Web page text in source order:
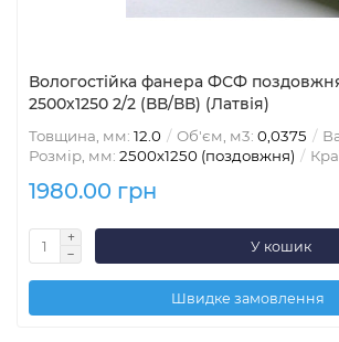
Вологостійка фанера ФСФ
2500х1250 2/2 (ВВ/ВВ) (Латвія)
Товщина, мм: 12.0 Об'єм, м3: 0,0375
Розмір, мм: 2500х1250 (поздовжня)
1980.00 грн
У кошик
Швидке замовлення